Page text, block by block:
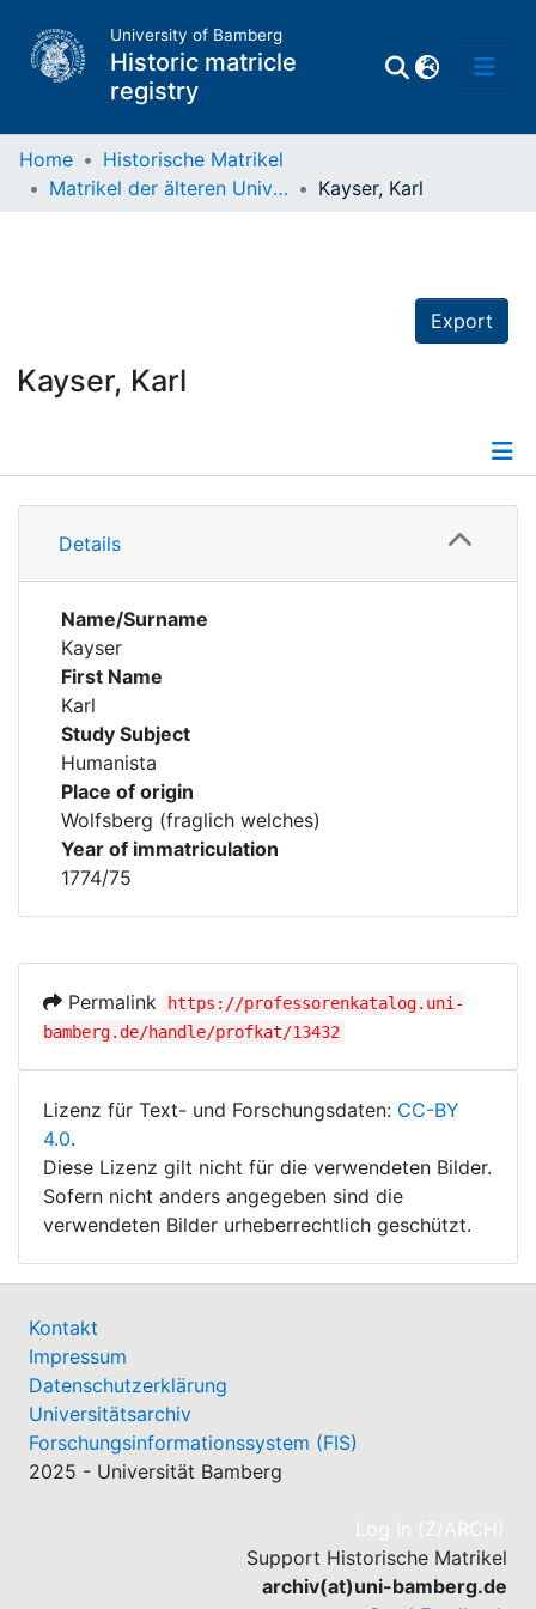
University of Bamberg
Historic matricle
registry
Home
Historische Matrikel
Matrikel der älteren Universität
Kayser, Karl
Export
Kayser, Karl
Details
Details
Name/Surname
Kayser
First Name
Karl
Study Subject
Humanista
Place of origin
Wolfsberg (fraglich welches)
Year of immatriculation
1774/75
Permalink
https://professorenkatalog.uni-
bamberg.de/handle/profkat/13432
Lizenz für Text- und Forschungsdaten: CC-BY
4.0.
Diese Lizenz gilt nicht für die verwendeten Bilder.
Sofern nicht anders angegeben sind die
verwendeten Bilder urheberrechtlich geschützt.
Kontakt
Impressum
Datenschutzerklärung
Universitätsarchiv
Forschungsinformationssystem (FIS)
2025 - Universität Bamberg
Log In (Z/ARCH)
Support Historische Matrikel
archiv(at)uni-bamberg.de